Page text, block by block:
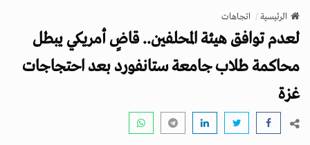
v
g
a
i
o
الرئيسية اتجاهات
لعدم توافق هيئة المحلفين.. قاضٍ أمريكي يبطل
محاكمة طلاب جامعة ستانفورد بعد احتجاجات
غزة